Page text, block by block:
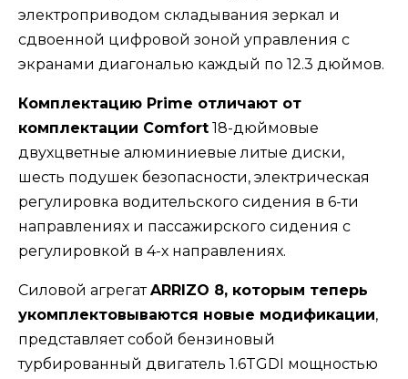
электроприводом складывания зеркал и
сдвоенной цифровой зоной управления с
экранами диагональю каждый по 12.3 дюймов.
Комплектацию Prime отличают от
комплектации Comfort 18-дюймовые
двухцветные алюминиевые литые диски,
шесть подушек безопасности, электрическая
регулировка водительского сидения в 6-ти
направлениях и пассажирского сидения с
регулировкой в 4-х направлениях.
Силовой агрегатARRIZO 8, которым теперь
укомплектовываются новые модификации,
представляет собой бензиновый
турбированный двигатель 1.6TGDI мощностью